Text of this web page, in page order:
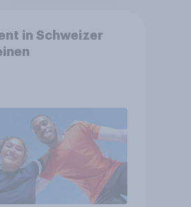
in Schweizer